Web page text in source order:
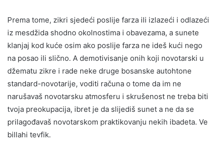
Prema tome, zikri sjedeći poslije farza ili izlazeći i odlazeći
iz mesdžida shodno okolnostima i obavezama, a sunete
klanjaj kod kuće osim ako poslije farza ne ideš kući nego
na posao ili slično. A demotivisanje onih koji novotarski u
džematu zikre i rade neke druge bosanske autohtone
standard-novotarije, voditi računa o tome da im ne
narušavaš novotarsku atmosferu i skrušenost ne treba biti
tvoja preokupacija, ibret je da slijediš sunet a ne da se
prilagođavaš novotarskom praktikovanju nekih ibadeta. Ve
billahi tevfik.